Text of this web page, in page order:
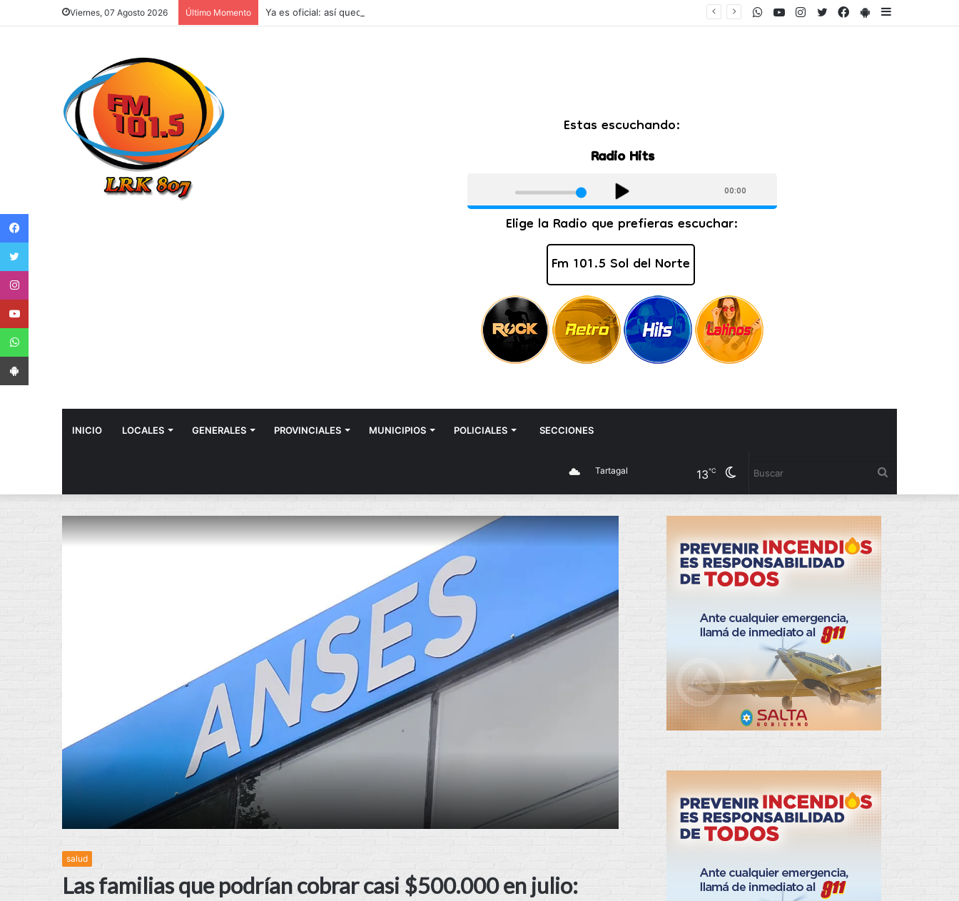
Viernes, 07 Agosto 2026 Último Momento Ya es oficial: así quedarán las cuotas de los colegios privados de Salta tras un aumento PlayStore
Facebook
Twitter
Instagram
Youtube
WhatsApp
INICIO LOCALES GENERALES PROVINCIALES MUNICIPIOS POLICIALES SECCIONES
Cambiar
modo
Tartagal 13℃
salud
Las familias que podrían cobrar casi $500.000 en julio: